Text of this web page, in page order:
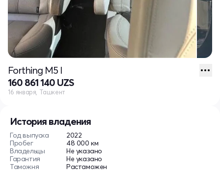
История владения
Год выпуска
2022
Пробег
48 000 км
Владельцы
Не указано
Гарантия
Не указано
Таможня
Растаможен
Forthing M5 I
160 861 140 UZS
16 января, Ташкент